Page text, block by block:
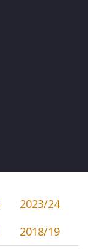
2023/24
2018/19